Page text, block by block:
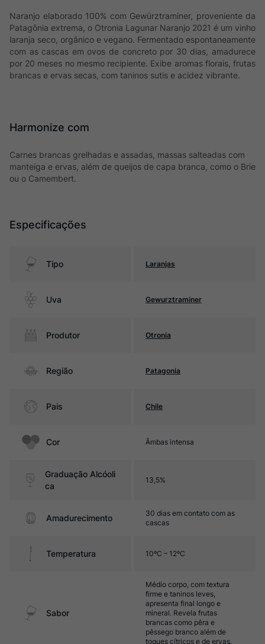
Naranjo elaborado 100% com Gewürztraminer, proveniente da
Patagônia extrema, o Otronia Lagunar Naranjo 2021 é um vinho
laranja seco, orgânico e vegano. Fermentado espontaneamente
com as cascas em ovos de concreto por 30 dias, amadurece
por 20 meses no mesmo recipiente. Exibe aromas florais, frutas
brancas e ervas secas, com taninos sutis e acidez vibrante.
Harmonize com
Carnes brancas grelhadas e assadas, massas salteadas com
manteiga e ervas, além de queijos de capa branca, como o Brie
ou o Camembert.
Especificações
Tipo Laranjas
Uva Gewurztraminer
Produtor Otronia
Região Patagonia
Pais Chile
Cor Âmbas intensa
Graduação Alcóoli
ca
13,5%
Amadurecimento
30 dias em contato com as
cascas
Temperatura 10ºC – 12ºC
Sabor
Médio corpo, com textura
firme e taninos leves,
apresenta final longo e
mineral. Revela frutas
brancas como pêra e
pêssego branco além de
toques cítricos e de ervas.